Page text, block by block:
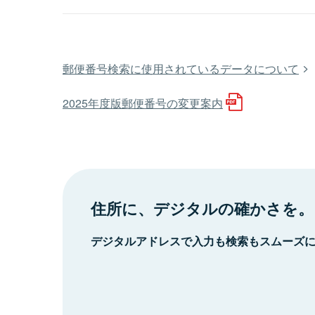
郵便番号検索に使用されているデータについて
2025年度版郵便番号の変更案内
住所に、デジタルの確かさを。
デジタルアドレスで入力も検索もスムーズ